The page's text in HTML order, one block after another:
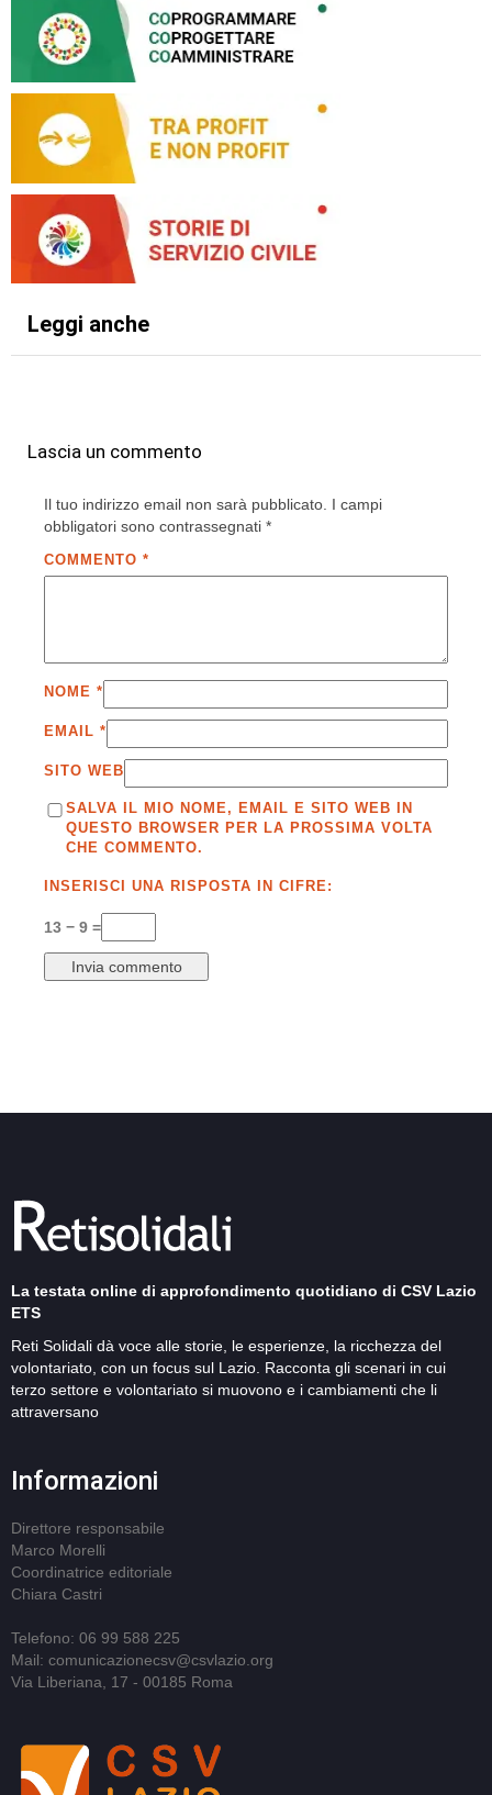
Leggi anche
Lascia un commento
Il tuo indirizzo email non sarà pubblicato. I campi
obbligatori sono contrassegnati *
COMMENTO *
NOME *
EMAIL *
SITO WEB
SALVA IL MIO NOME, EMAIL E SITO WEB IN
QUESTO BROWSER PER LA PROSSIMA VOLTA
CHE COMMENTO.
INSERISCI UNA RISPOSTA IN CIFRE:
13 − 9 =
La testata online di approfondimento quotidiano di CSV Lazio
ETS
Reti Solidali dà voce alle storie, le esperienze, la ricchezza del
volontariato, con un focus sul Lazio. Racconta gli scenari in cui
terzo settore e volontariato si muovono e i cambiamenti che li
attraversano
Informazioni
Direttore responsabile
Marco Morelli
Coordinatrice editoriale
Chiara Castri
Telefono: 06 99 588 225
Mail: comunicazionecsv@csvlazio.org
Via Liberiana, 17 - 00185 Roma